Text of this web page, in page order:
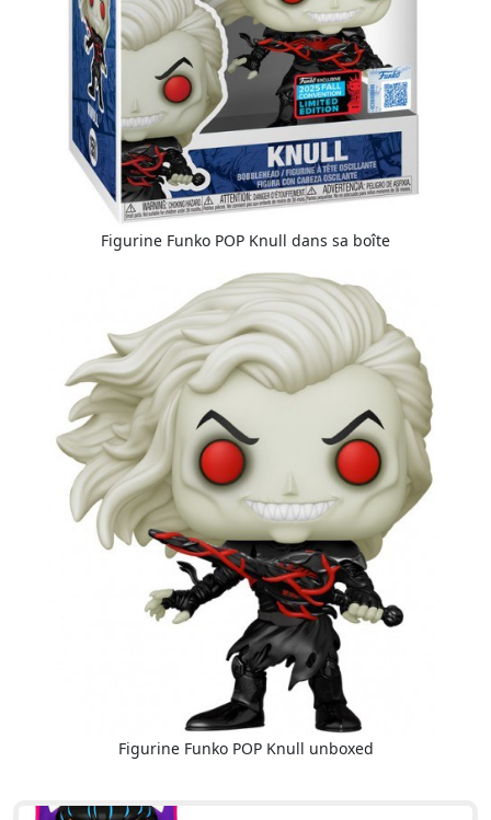
Figurine Funko POP Knull dans sa boîte
Figurine Funko POP Knull unboxed